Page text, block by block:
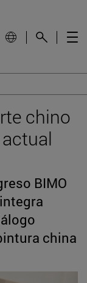
chino
BIMO
china